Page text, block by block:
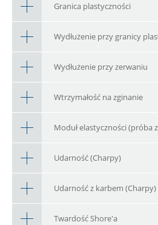
Granica plastyczności
Wydłużenie przy granicy
Wydłużenie przy zerwaniu
Wtrzymałość na zginanie
Moduł elastyczności (próba
Udarność (Charpy)
Udarność z karbem (Charpy)
Twardość Shore'a